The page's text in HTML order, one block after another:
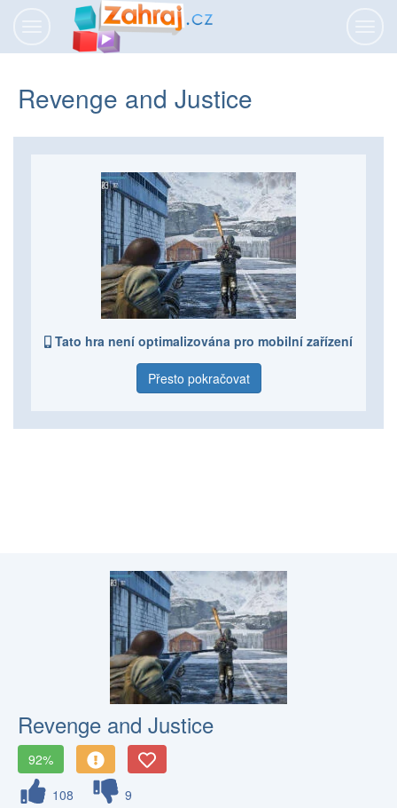
Revenge and Justice
Tato hra není optimalizována pro mobilní zařízení
Přesto pokračovat
Revenge and Justice
92%
108
9